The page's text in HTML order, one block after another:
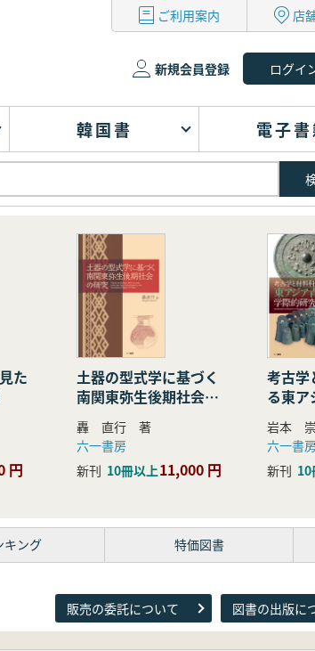
ご利用案内 店
新規会員登録
韓国書 電子書
た
円
土器の型式学に基づく
南関東弥生後期社会の
研究
轟 直行 著
六一書房
新刊 10冊以上11,000 円
考古学
る東ア
際的研
岩本
六一書
新刊 10
キング 特価図書
販売の委託について 図書の出版に